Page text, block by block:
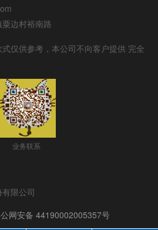
边村裕南路
仅供参考，本公司不向客户提供 完全
业务联系
限公司
网安备 44190002005357号